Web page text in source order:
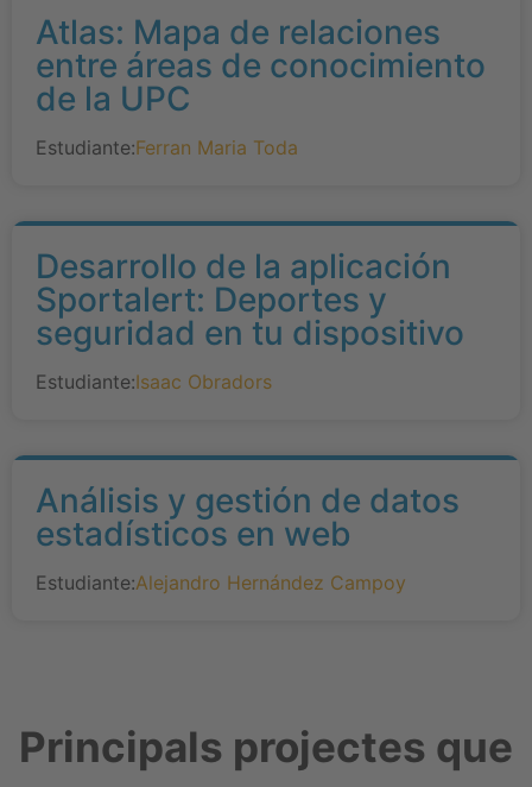
Atlas: Mapa de relaciones
entre áreas de conocimiento
de la UPC
Estudiante:Ferran Maria Toda
Desarrollo de la aplicación
Sportalert: Deportes y
seguridad en tu dispositivo
Estudiante:Isaac Obradors
Análisis y gestión de datos
estadísticos en web
Estudiante:Alejandro Hernández Campoy
Principals projectes que